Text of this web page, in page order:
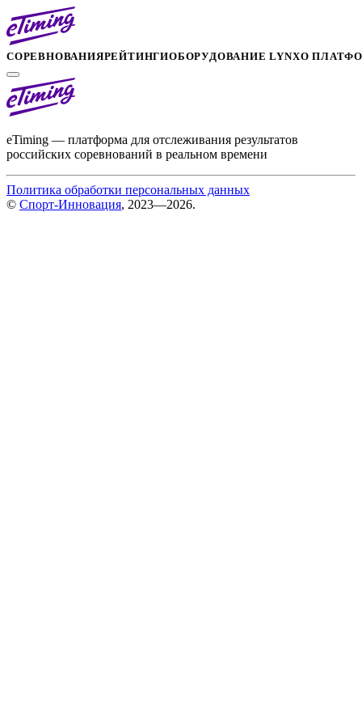
СОРЕВНОВАНИЯРЕЙТИНГИОБОРУДОВАНИЕ LYNXО
eTiming — платформа для отслеживания результатов
российских соревнований в реальном времени
Политика обработки персональных данных
© Спорт-Инновация, 2023—2026.